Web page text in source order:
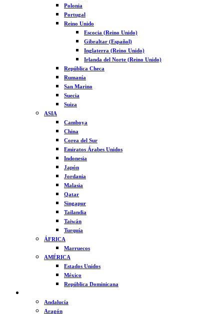
Polonia
Portugal
Reino Unido
Escocia (Reino Unido)
Gibraltar (Español)
Inglaterra (Reino Unido)
Irlanda del Norte (Reino Unido)
República Checa
Rumanía
San Marino
Suecia
Suiza
ASIA
Camboya
China
Corea del Sur
Emiratos Árabes Unidos
Indonesia
Japón
Jordania
Malasia
Qatar
Singapur
Tailandia
Taiwán
Turquía
ÁFRICA
Marruecos
AMÉRICA
Estados Unidos
México
República Dominicana
Andalucía
Aragón